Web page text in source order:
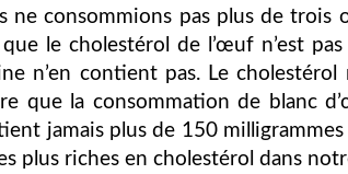
ne consommions pas plus de trois
le cholestérol de l’œuf n’est
n’en contient pas. Le
que la consommation de blanc
jamais plus de 150 milligrammes
plus riches en cholestérol dans